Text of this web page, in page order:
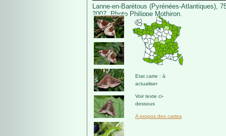
Lanne-en-Barétous (Pyrénées-Atlantiques),
2007. Photo Philippe Mothiron.
Etat carte : à
actualiser
Voir texte ci-
dessous
A propos des cartes